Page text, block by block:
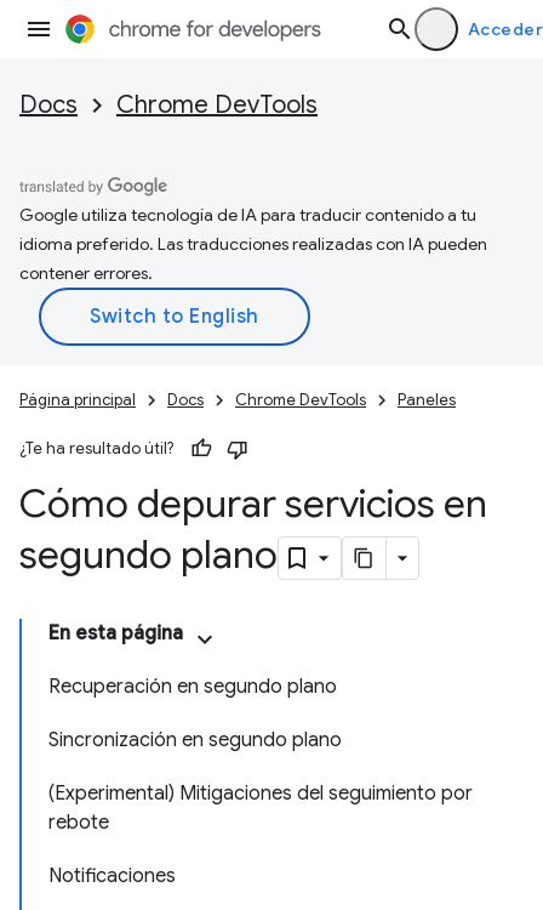
Acceder
Docs Chrome DevTools
Google utiliza tecnología de IA para traducir contenido a tu
idioma preferido. Las traducciones realizadas con IA pueden
contener errores.
Página principal Docs Chrome DevTools Paneles
¿Te ha resultado útil?
Cómo depurar servicios en
segundo plano
En esta página
Recuperación en segundo plano
Sincronización en segundo plano
(Experimental) Mitigaciones del seguimiento por
rebote
Notificaciones